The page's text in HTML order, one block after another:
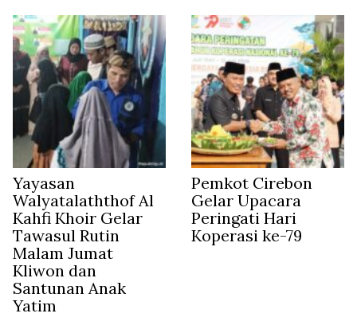
Yayasan
Walyatalaththof Al
Kahfi Khoir Gelar
Tawasul Rutin
Malam Jumat
Kliwon dan
Santunan Anak
Yatim
Pemkot Cirebon
Gelar Upacara
Peringati Hari
Koperasi ke-79